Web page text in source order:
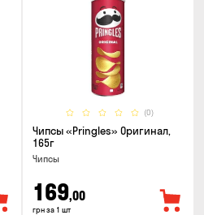
(0)
Чипсы «Pringles» Оригинал,
165г
Чипсы
169,00
грн за 1 шт